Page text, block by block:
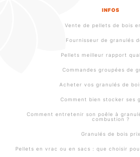
INFOS
Vente de pellets de bois
Fournisseur de granulés
Pellets meilleur rapport
Commandes groupées de
Acheter vos granulés de
Comment bien stocker ses
Comment entretenir son poêle à
combustion ?
Granulés de bois prix
Pellets en vrac ou en sacs : que choisir